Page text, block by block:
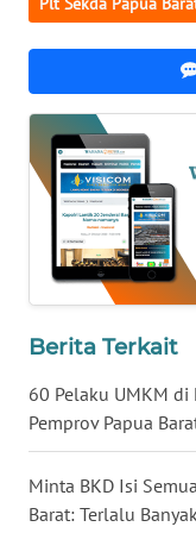
Berita Terkait
60 Pelaku UMKM
Pemprov Papua
Minta BKD Isi
Barat: Terlalu
WN
WN
JOGJA
WN
JATIM
WN
BALI
WN
KALBAR
WN
KALTENG